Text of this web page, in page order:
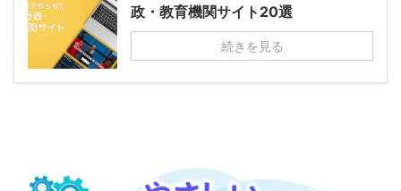
政・教育機関サイト20選
続きを見る